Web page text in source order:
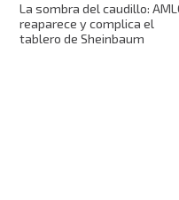
La sombra del caudillo:
reaparece y complica el
tablero de Sheinbaum